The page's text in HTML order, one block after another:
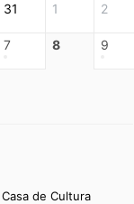
31 1 2
7 8 9
de Cultura